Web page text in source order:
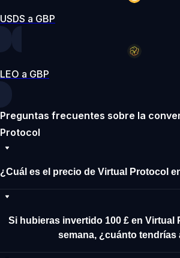
USDS a GBP
LEO a GBP
Preguntas frecuentes sobre la
Protocol
¿Cuál es el precio de Virtual Protocol
Si hubieras invertido 100 £ en Virtual
semana, ¿cuánto tendrías